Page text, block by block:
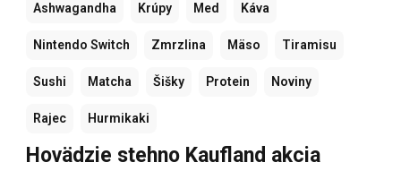
Ashwagandha Krúpy Med Káva
Nintendo Switch Zmrzlina Mäso Tiramisu
Sushi Matcha Šišky Protein Noviny
Rajec Hurmikaki
Hovädzie stehno Kaufland akcia